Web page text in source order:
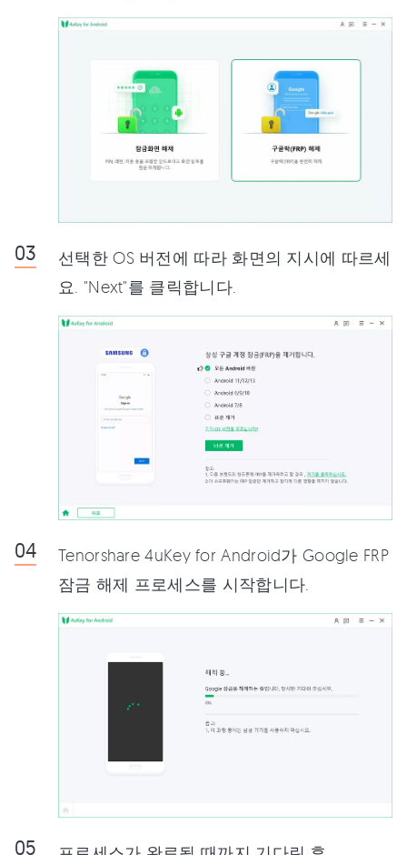
선택한 OS 버전에 따라 화면의 지시에 따르세
요. "Next"를 클릭합니다.
Tenorshare 4uKey for Android가 Google FRP
잠금 해제 프로세스를 시작합니다.